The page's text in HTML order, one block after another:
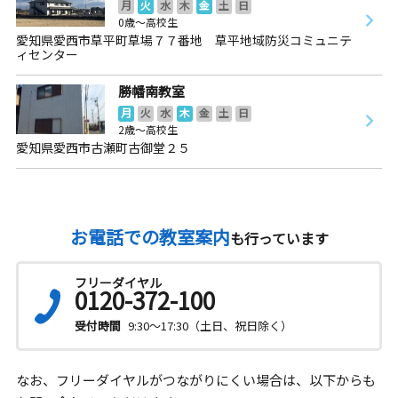
月 火 水 木 金 土
日
0歳～高校生
愛知県愛西市草平町草場７７番地 草平地域防災コミュニテ
ィセンター
勝幡南教室
月 火 水 木 金 土
日
2歳～高校生
愛知県愛西市古瀬町古御堂２５
お電話での教室案内も行っています
フリーダイヤル
0120-372-100
受付時間 9:30～17:30（土日、祝日除く）
なお、フリーダイヤルがつながりにくい場合は、以下からも